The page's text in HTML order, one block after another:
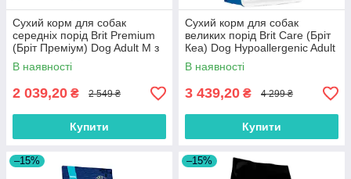
Сухий корм для собак
середніх порід Brit Premium
(Бріт Преміум) Dog Adult M з
куркою 15 кг
В наявності
2 039,20 ₴ 2 549 ₴
Купити
Сухий корм для собак
великих порід Brit Care (Бріт
Кеа) Dog Hypoallergenic Adult
Large Breed з ягням 12 кг
В наявності
3 439,20 ₴ 4 299 ₴
Купити
–15% –15%